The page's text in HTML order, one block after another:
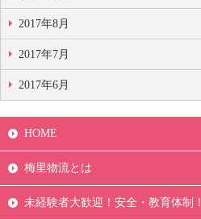
2017年8月
2017年7月
2017年6月
HOME
梅里物流とは
未経験者大歓迎！安全・教育体制！